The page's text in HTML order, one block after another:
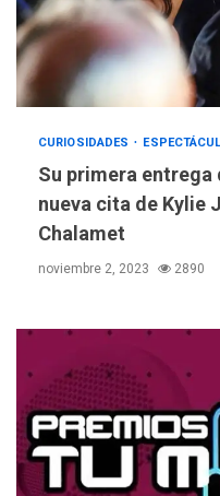
CURIOSIDADES
Su primera
nueva cita de Kylie
Chalamet
noviembre 2, 2023 2890
3